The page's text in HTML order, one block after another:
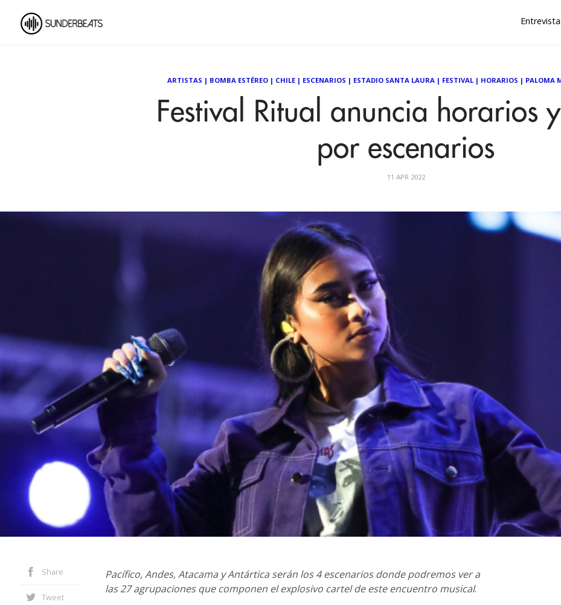
ARTISTAS | BOMBA ESTÉREO| CHILE| ESCENARIOS | ESTADIO SANTA LAURA| FESTIVAL| HORARIOS | PALOMA
Festival Ritual anuncia horarios
por escenarios
11 APR 2022
Share
Tweet
Pacífico, Andes, Atacama y Antártica serán los 4 escenarios donde podremos ver a
las 27 agrupaciones que componen el explosivo cartel de este encuentro musical.